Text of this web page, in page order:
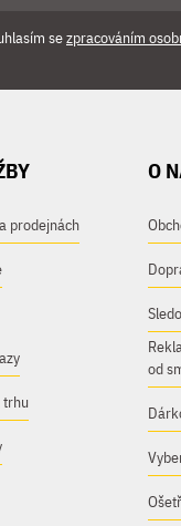
sezpracováním
prodejnách
trhu
O
od